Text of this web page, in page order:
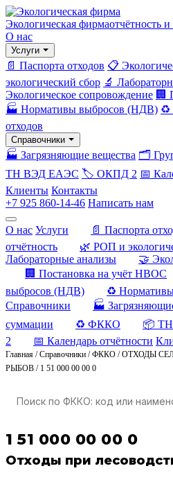
Экологическая фирмаотчётность
О нас
Услуги
📄 Паспорта отходов 📋
экологический сбор 🔬
Экологическое сопровождение 🏢
🏭 Нормативы выбросов (НДВ) ♻️
отходов
Справочники
🏭 Загрязняющие вещества 🗂️
ТН ВЭД ЕАЭС 🏷️ ОКПД 2 📅
Клиенты Контакты
+7 925 860-14-46 Написать нам
О нас Услуги 📄 Паспорта
отчётность
🌿 РОП и
Лабораторные анализы
🤝
🏢 Постановка на учёт НВОС
выбросов (НДВ)
♻️ Нормативы
Справочники
🏭
суммации
♻️ ФККО 📦
2
📅 Календарь отчётности
Главная /Справочники /ФККО /ОТХОДЫ
РЫБОВ / 1 51 000 00 00 0
1 51 000 00 00 0
Отходы при